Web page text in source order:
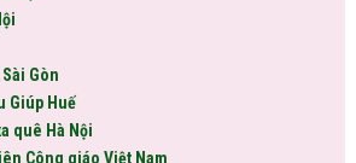
Gòn
Giúp Huế
quê Hà Nội
Công giáo Việt Nam